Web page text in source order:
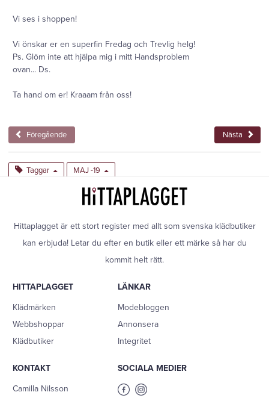
Vi ses i shoppen!
Vi önskar er en superfin Fredag och Trevlig helg!
Ps. Glöm inte att hjälpa mig i mitt i-landsproblem
ovan... Ds.
Ta hand om er! Kraaam från oss!
Föregående Nästa
Taggar MAJ -19
Hittaplagget är ett stort register med allt som svenska klädbutiker
kan erbjuda! Letar du efter en butik eller ett märke så har du
kommit helt rätt.
HITTAPLAGGET
Klädmärken
Webbshoppar
Klädbutiker
LÄNKAR
Modebloggen
Annonsera
Integritet
KONTAKT
Camilla Nilsson
SOCIALA MEDIER